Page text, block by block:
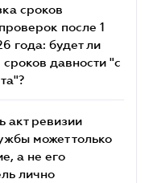
сроков
после 1
года: будет ли
сроков давности "с
акт ревизии
может только
а не его
лично